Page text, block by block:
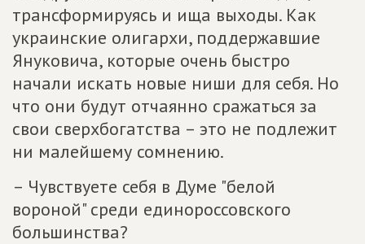
трансформируясь и ища выходы. Как
украинские олигархи, поддержавшие
Януковича, которые очень быстро
начали искать новые ниши для себя. Но
что они будут отчаянно сражаться за
свои сверхбогатства – это не подлежит
ни малейшему сомнению.
– Чувствуете себя в Думе "белой
вороной" среди единороссовского
большинства?